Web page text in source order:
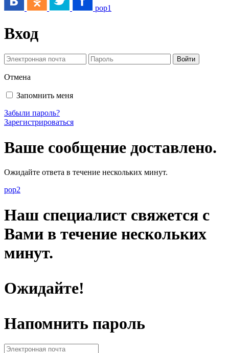
pop1
Вход
Отмена
Запомнить меня
Забыли пароль?
Зарегистрироваться
Ваше сообщение доставлено.
Ожидайте ответа в течение нескольких минут.
pop2
Наш специалист свяжется с
Вами в течение нескольких
минут.
Ожидайте!
Напомнить пароль